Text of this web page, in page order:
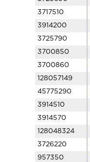
3717510
3914200
3725790
3700850
3700860
128057149
45775290
3914510
3914570
128048324
3726220
957350